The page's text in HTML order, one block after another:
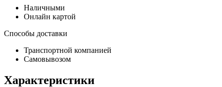
Наличными
Онлайн картой
Способы доставки
Транспортной компанией
Самовывозом
Характеристики